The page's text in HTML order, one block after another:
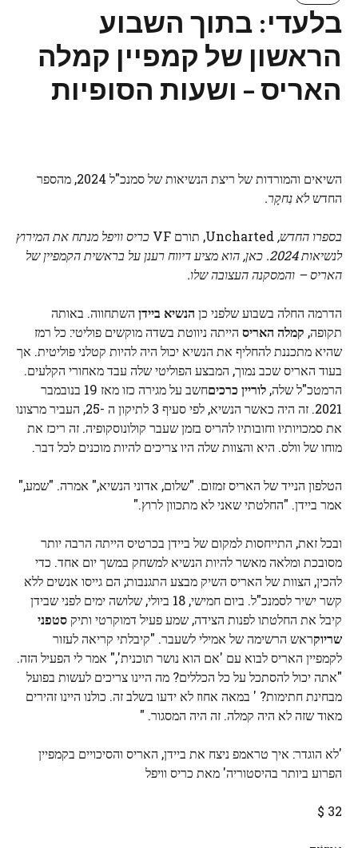
בלעדי: בתוך השבוע
הראשון של קמפיין קמלה
האריס – ושעות הסופיות
השיאים והמורדות של ריצת הנשיאות של סמנכ"ל 2024, מהספר
החדשלֹא נִחקָר.
בספרו החדש,
כריס וויפל מנתח את המירוץ
לנשיאות 2024. כאן, הוא מציע דיווח רענן על בראשית הקמפיין של
האריס – והמסקנה העצובה שלו.
הדרמה החלה בשבוע שלפני כן הנשיא ביידן השתחווה. באותה
תקופה, קמלה האריס הייתה ניווטת בשדה מוקשים פוליטי: כל רמז
שהיא מתכננת להחליף את הנשיא יכול היה להיות קטלני פוליטית. אך
בעוד האריס שכב נמוך, המבצע הפוליטי שלה עבד מאחורי הקלעים.
הרמטכ"ל שלה, לוריין כרכים
חשב על מגירה כזו מאז 19 בנובמבר
2021. זה היה כאשר הנשיא, לפי סעיף 3 לתיקון ה -25, העביר מרצונו
את סמכויותיו וחובותיו להריס בזמן שעבר קולונוסקופיה. זה ריכז את
מוחו של וולס. היא והצוות שלה היו צריכים להיות מוכנים לכל דבר.
הטלפון הנייד של האריס זמזום. "שלום, אדוני הנשיא," אמרה. "שמע,"
אמר ביידן. "החלטתי שאני לא מתכוון לרוץ."
ובכל זאת, התייחסות למקום של ביידן בכרטיס הייתה הרבה יותר
מסובכת ומלאה מאשר להיות הנשיא למשחק במשך יום אחד. כדי
להכין, הצוות של האריס השיק מבצע התגנבות; הם גייסו אנשים ללא
קשר ישיר לסמנכ"ל. ביום חמישי, 18 ביולי, שלושה ימים לפני שבידן
קיבל את החלטתו לפנות הצידה, שמע פעיל דמוקרטי ותיק סטפני
שריוקראש הרשימה של אמילי לשעבר. "קיבלתי קריאה לעזור
לקמפיין האריס לבוא עם 'אם הוא נושר תוכנית'," אמר לי הפעיל הזה.
"אתה יכול להסתכל על כל הכללים? מה היינו צריכים לעשות בפועל
מבחינת חתימות? ' במאה אחוז לא ידעו בשלב זה. כולנו היינו זהירים
מאוד שזה לא היה קמלה. זה היה המסגור. "
'לא הוגדר: איך טראמפ ניצח את ביידן, האריס והסיכויים בקמפיין
הפרוע ביותר בהיסטוריה' מאת כריס וויפל
32 $